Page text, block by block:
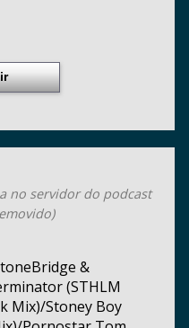
no servidor do podcast
&
(STHLM
Mix)/Stoney Boy